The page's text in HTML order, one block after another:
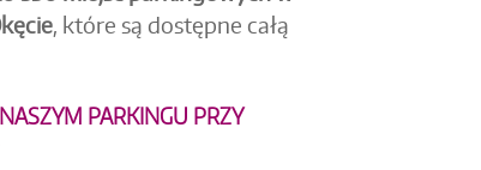
, które są dostępne całą
PARKINGU PRZY